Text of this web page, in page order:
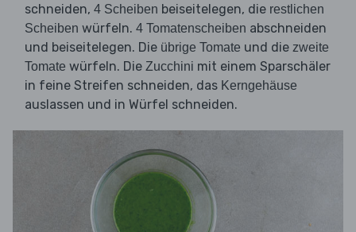
schneiden, 4 Scheiben beiseitelegen, die restlichen
Scheiben würfeln. 4 Tomatenscheiben abschneiden
und beiseitelegen. Die übrige Tomate und die zweite
Tomate würfeln. Die Zucchini mit einem Sparschäler
in feine Streifen schneiden, das Kerngehäuse
auslassen und in Würfel schneiden.